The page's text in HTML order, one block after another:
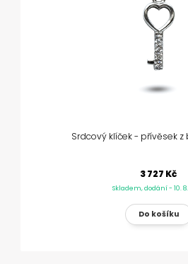
Srdcový klíček - přívěsek z
3 727 Kč
Skladem, dodání - 10.